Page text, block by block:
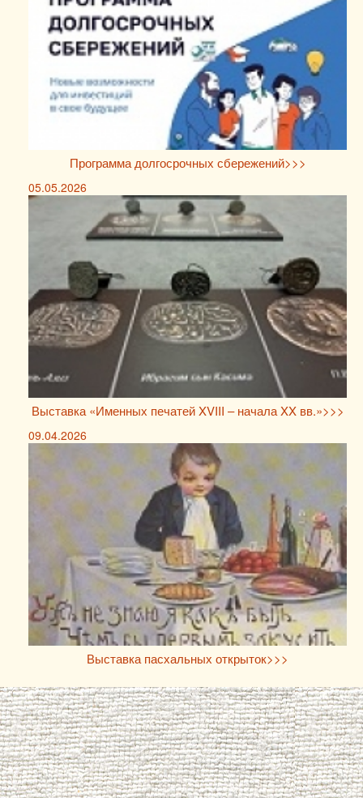
Программа долгосрочных сбережений>>>
05.05.2026
Выставка «Именных печатей XVIII – начала XX вв.»>>>
09.04.2026
Выставка пасхальных открыток>>>